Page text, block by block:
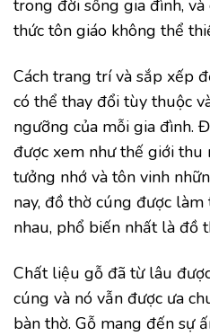
trong đời sống gia đình,
thức tôn giáo không thể
Cách trang trí và sắp xếp
có thể thay đổi tùy thuộc
ngưỡng của mỗi gia đình.
được xem như thế giới thu
tưởng nhớ và tôn vinh
nay, đồ thờ cúng được
nhau, phổ biến nhất là đồ
Chất liệu gỗ đã từ lâu
cúng và nó vẫn được ưa
bàn thờ. Gỗ mang đến sự